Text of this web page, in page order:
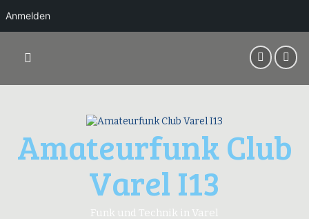
Inhalt
Amateurfunk Club
Varel I13
Funk und Technik in Varel
Anmelden